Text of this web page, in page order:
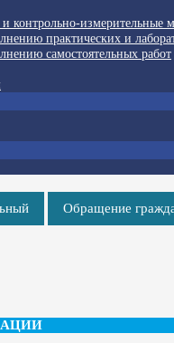
контрольно-измерительные
практических и
самостоятельных работ
Обращение